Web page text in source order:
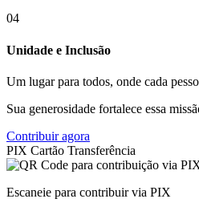
04
Unidade e Inclusão
Um lugar para todos, onde cada
Sua generosidade fortalece essa
Contribuir agora
PIX Cartão Transferência
Escaneie para contribuir via PIX